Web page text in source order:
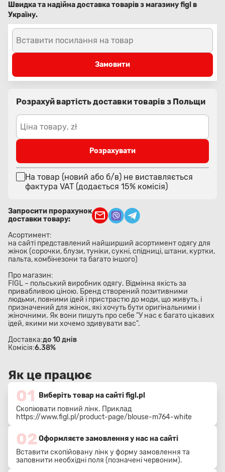
Швидка та надійна доставка товарів з магазину figl в
Україну.
Вставити посилання на товар
Замовити
Розрахуй вартість доставки товарів з Польщи
Ціна товару, zł
Розрахувати
На товар (новий або б/в) не виставляється
фактура VAT (додається 15% комісія)
Запросити прорахунок
доставки товару:
Асортимент:
на сайті представлений найширший асортимент одягу для
жінок (сорочки, блузи, туніки, сукні, спідниці, штани, куртки,
пальта, комбінезони та багато іншого)
Про магазин:
FIGL – польський виробник одягу. Відмінна якість за
привабливою ціною. Бренд створений позитивними
людьми, повними ідей і пристрастю до моди, що живуть, і
призначений для жінок, які хочуть бути оригінальними і
жіночними. Як вони пишуть про себе "У нас є багато цікавих
ідей, якими ми хочемо здивувати вас".
Доставка:до 10 днів
Комісія:6.38%
Як це працює
01
Виберіть товар на сайті figl.pl
Скопіювати повний лінк. Приклад
https://www.figl.pl/product-page/blouse-m764-white
02 Оформляєте замовлення у нас на сайті
Вставити скопійовану лінк у форму замовлення та
заповнити необхідні поля (позначені червоним).